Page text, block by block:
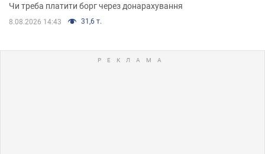
Чи треба платити борг через донарахування
8.08.2026 14:43 31,6 т.